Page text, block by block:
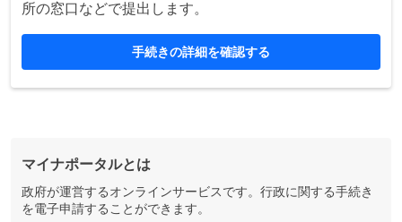
所の窓口などで提出します。
手続きの詳細を確認する
マイナポータルとは
政府が運営するオンラインサービスです。行政に関する手続き
を電子申請することができます。